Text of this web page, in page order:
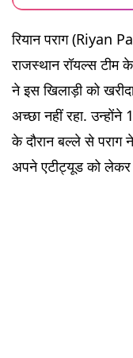
रियान पराग (Riyan
राजस्थान रॉयल्स
ने इस खिलाड़ी को
अच्छा नहीं रहा.
के दौरान बल्ले से पराग
अपने एटीट्यूड को लेकर